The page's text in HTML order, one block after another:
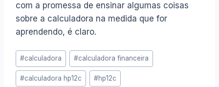
com a promessa de ensinar algumas coisas
sobre a calculadora na medida que for
aprendendo, é claro.
Tags
do
Post:
#calculadora #calculadora financeira
#calculadora hp12c #hp12c